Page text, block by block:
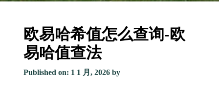
欧易哈希值怎么查询-欧
易哈值查法
Published on: 1 1 月, 2026 by